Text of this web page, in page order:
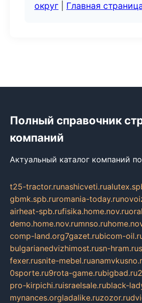
округ
Главная
Полный справочник
компаний
Актуальный каталог компаний
t25-tractor.runashicveti.ru
gbmk.spb.ruromania-today.ru
airheat-spb.rufisika.home.nov.ru
demo.home.nov.rumnso.ru
comp-land.org7gazet.rubicom-
bulgarianedvizhimost.rusn-hram.ru
fexer.rusnite-mebel.ru
0sporte.ru9rota-game.rubigbad.ru
pro-kirpichi.ruisraelsale.rublack-
mynances.orgladalike.ruzozor.ru